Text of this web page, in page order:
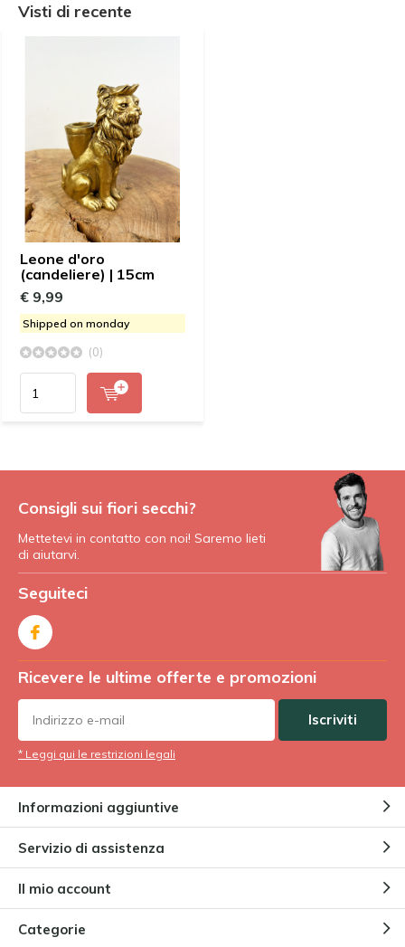
Visti di recente
Leone d'oro
(candeliere) | 15cm
€ 9,99
Shipped on monday
(0)
Consigli sui fiori secchi?
Mettetevi in contatto con noi! Saremo lieti
di aiutarvi.
Seguiteci
Ricevere le ultime offerte e promozioni
Iscriviti
* Leggi qui le restrizioni legali
Informazioni aggiuntive
Servizio di assistenza
Il mio account
Categorie